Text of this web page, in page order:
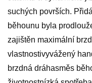
suchých površích.
běhounu byla
zajištěn maximální
vlastnostivyvážený
brzdná dráhasměs